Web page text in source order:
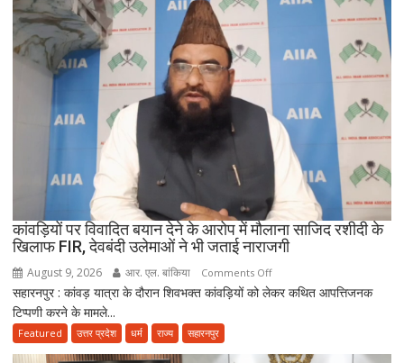
कांवड़ियों पर विवादित बयान देने के आरोप में मौलाना साजिद रशीदी के
खिलाफ FIR, देवबंदी उलेमाओं ने भी जताई नाराजगी
August 9, 2026 आर. एल. बांकिया Comments Offon
कांवड़ियों
बयान
सहारनपुर : कांवड़ यात्रा के दौरान शिवभक्त कांवड़ियों को लेकर कथित आपत्तिजनक
टिप्पणी करने के मामले...
Featured उत्तर प्रदेश धर्म राज्य सहारनपुर